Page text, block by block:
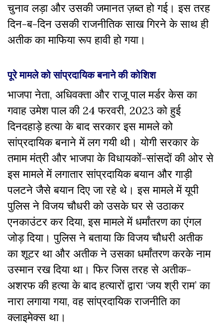
चुनाव लड़ा और उसकी जमानत ज़ब्त हो गई। इस तरह
दिन-ब-दिन उसकी राजनीतिक साख गिरने के साथ ही
अतीक का माफिया रूप हावी हो गया।
पूरे मामले को सांप्रदायिक बनाने की कोशिश
भाजपा नेता, अधिवक्ता और राजू पाल मर्डर केस का
गवाह उमेश पाल की 24 फरवरी, 2023 को हुई
दिनदहाड़े हत्या के बाद सरकार इस मामले को
सांप्रदायिक बनाने में लग गयी थी। योगी सरकार के
तमाम मंत्री और भाजपा के विधायकों-सांसदों की ओर से
इस मामले में लगातार सांप्रदायिक बयान और गाड़ी
पलटने जैसे बयान दिए जा रहे थे। इस मामले में यूपी
पुलिस ने विजय चौधरी को उसके घर से उठाकर
एनकाउंटर कर दिया, इस मामले में धर्मांतरण का एंगल
जोड़ दिया। पुलिस ने बताया कि विजय चौधरी अतीक
का शूटर था और अतीक ने उसका धर्मांतरण करके नाम
उस्मान रख दिया था। फिर जिस तरह से अतीक-
अशरफ की हत्या के बाद हत्यारों द्वारा ‘जय श्री राम’ का
नारा लगाया गया, वह सांप्रदायिक राजनीति का
क्लाइमेक्स था।